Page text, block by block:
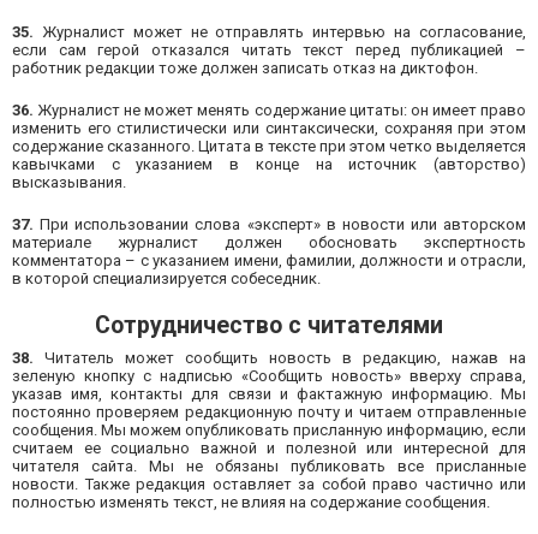
35. Журналист может не отправлять интервью на согласование,
если сам герой отказался читать текст перед публикацией –
работник редакции тоже должен записать отказ на диктофон.
36. Журналист не может менять содержание цитаты: он имеет право
изменить его стилистически или синтаксически, сохраняя при этом
содержание сказанного. Цитата в тексте при этом четко выделяется
кавычками с указанием в конце на источник (авторство)
высказывания.
37. При использовании слова «эксперт» в новости или авторском
материале журналист должен обосновать экспертность
комментатора – с указанием имени, фамилии, должности и отрасли,
в которой специализируется собеседник.
Сотрудничество с читателями
38. Читатель может сообщить новость в редакцию, нажав на
зеленую кнопку с надписью «Сообщить новость» вверху справа,
указав имя, контакты для связи и фактажную информацию. Мы
постоянно проверяем редакционную почту и читаем отправленные
сообщения. Мы можем опубликовать присланную информацию, если
считаем ее социально важной и полезной или интересной для
читателя сайта. Мы не обязаны публиковать все присланные
новости. Также редакция оставляет за собой право частично или
полностью изменять текст, не влияя на содержание сообщения.